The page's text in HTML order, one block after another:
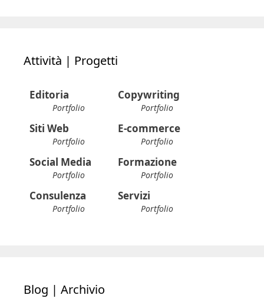
Attività | Progetti
Editoria
Portfolio
Copywriting
Portfolio
Siti Web
Portfolio
E-commerce
Portfolio
Social Media
Portfolio
Formazione
Portfolio
Consulenza
Portfolio
Servizi
Portfolio
Blog | Archivio